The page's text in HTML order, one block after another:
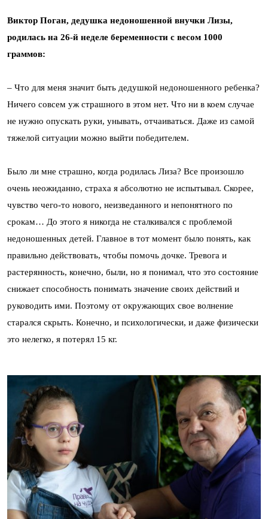
Виктор Поган, дедушка недоношенной внучки Лизы,
родилась на 26-й неделе беременности с весом 1000
граммов:
– Что для меня значит быть дедушкой недоношенного ребенка?
Ничего совсем уж страшного в этом нет. Что ни в коем случае
не нужно опускать руки, унывать, отчаиваться. Даже из самой
тяжелой ситуации можно выйти победителем.
Было ли мне страшно, когда родилась Лиза? Все произошло
очень неожиданно, страха я абсолютно не испытывал. Скорее,
чувство чего-то нового, неизведанного и непонятного по
срокам… До этого я никогда не сталкивался с проблемой
недоношенных детей. Главное в тот момент было понять, как
правильно действовать, чтобы помочь дочке. Тревога и
растерянность, конечно, были, но я понимал, что это состояние
снижает способность понимать значение своих действий и
руководить ими. Поэтому от окружающих свое волнение
старался скрыть. Конечно, и психологически, и даже физически
это нелегко, я потерял 15 кг.